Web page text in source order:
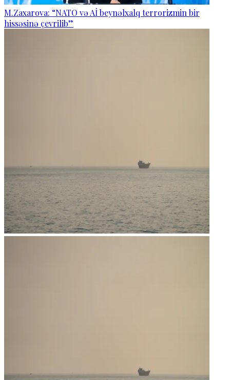
M.Zaxarova: “NATO və Aİ beynəlxalq terrorizmin bir
hissəsinə çevrilib”